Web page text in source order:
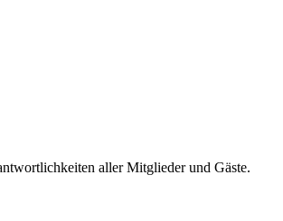
aller Mitglieder und Gäste.